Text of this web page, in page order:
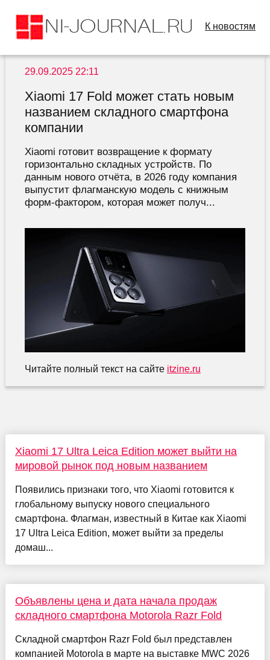
К новостям
29.09.2025 22:11
Xiaomi 17 Fold может стать новым
названием складного смартфона
компании
Xiaomi готовит возвращение к формату
горизонтально складных устройств. По
данным нового отчёта, в 2026 году компания
выпустит флагманскую модель с книжным
форм-фактором, которая может получ...
Читайте полный текст на сайте itzine.ru
Xiaomi 17 Ultra Leica Edition может выйти на
мировой рынок под новым названием
Появились признаки того, что Xiaomi готовится к
глобальному выпуску нового специального
смартфона. Флагман, известный в Китае как Xiaomi
17 Ultra Leica Edition, может выйти за пределы
домаш...
Объявлены цена и дата начала продаж
складного смартфона Motorola Razr Fold
Складной смартфон Razr Fold был представлен
компанией Motorola в марте на выставке MWC 2026